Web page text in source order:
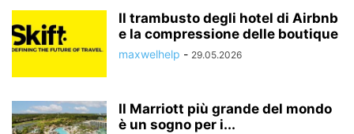
Il trambusto degli hotel di Airbnb
e la compressione delle boutique
maxwelhelp - 29.05.2026
Il Marriott più grande del mondo
è un sogno per i...